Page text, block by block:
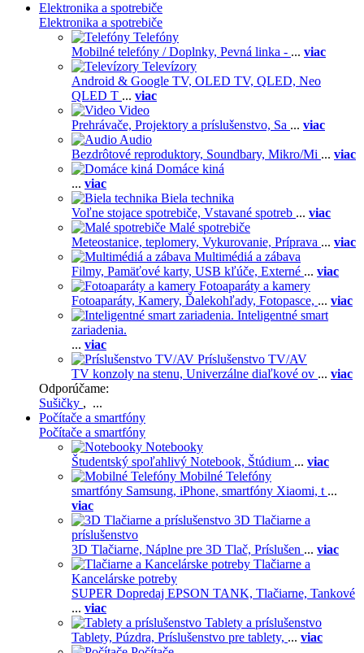
Elektronika a spotrebiče
Elektronika a spotrebiče
Telefóny
Mobilné telefóny / Doplnky, Pevná linka - ... viac
Televízory
Android & Google TV, OLED TV, QLED, Neo
QLED T ... viac
Video
Prehrávače, Projektory a príslušenstvo, Sa ... viac
Audio
Bezdrôtové reproduktory, Soundbary, Mikro/Mi ... viac
Domáce kiná
... viac
Biela technika
Voľne stojace spotrebiče, Vstavané spotreb ... viac
Malé spotrebiče
Meteostanice, teplomery, Vykurovanie, Príprava ... viac
Multimédiá a zábava
Filmy, Pamäťové karty, USB kľúče, Externé ... viac
Fotoaparáty a kamery
Fotoaparáty, Kamery, Ďalekohľady, Fotopasce, ... viac
Inteligentné smart
zariadenia.
... viac
Príslušenstvo TV/AV
TV konzoly na stenu, Univerzálne diaľkové ov ... viac
Odporúčame:
Sušičky , ...
Počítače a smartfóny
Počítače a smartfóny
Notebooky
Študentský spoľahlivý Notebook, Štúdium ... viac
Mobilné Telefóny
smartfóny Samsung, iPhone, smartfóny Xiaomi, t ...
viac
3D Tlačiarne a
príslušenstvo
3D Tlačiarne, Náplne pre 3D Tlač, Príslušen ... viac
Tlačiarne a
Kancelárske potreby
SUPER Dopredaj EPSON TANK, Tlačiarne, Tankové
... viac
Tablety a príslušenstvo
Tablety, Púzdra, Príslušenstvo pre tablety, ... viac